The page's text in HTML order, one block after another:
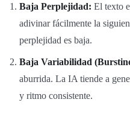
Baja Perplejidad: El texto
adivinar fácilmente la
perplejidad es baja.
Baja Variabilidad
aburrida. La IA tiende a
y ritmo consistente.